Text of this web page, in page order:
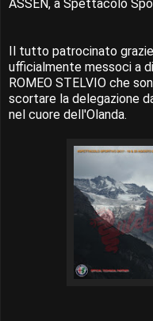
ASSEN, a Spettacolo
Il tutto patrocinato
ufficialmente messoci a
ROMEO STELVIO che
scortare la delegazione
nel cuore dell'Olanda.